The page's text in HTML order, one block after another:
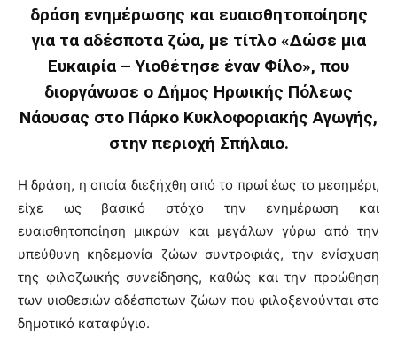
δράση ενημέρωσης και ευαισθητοποίησης
για τα αδέσποτα ζώα, με τίτλο «Δώσε μια
Ευκαιρία – Υιοθέτησε έναν Φίλο», που
διοργάνωσε ο Δήμος Ηρωικής Πόλεως
Νάουσας στο Πάρκο Κυκλοφοριακής Αγωγής,
στην περιοχή Σπήλαιο.
Η δράση, η οποία διεξήχθη από το πρωί έως το μεσημέρι,
είχε ως βασικό στόχο την ενημέρωση και
ευαισθητοποίηση μικρών και μεγάλων γύρω από την
υπεύθυνη κηδεμονία ζώων συντροφιάς, την ενίσχυση
της φιλοζωικής συνείδησης, καθώς και την προώθηση
των υιοθεσιών αδέσποτων ζώων που φιλοξενούνται στο
δημοτικό καταφύγιο.